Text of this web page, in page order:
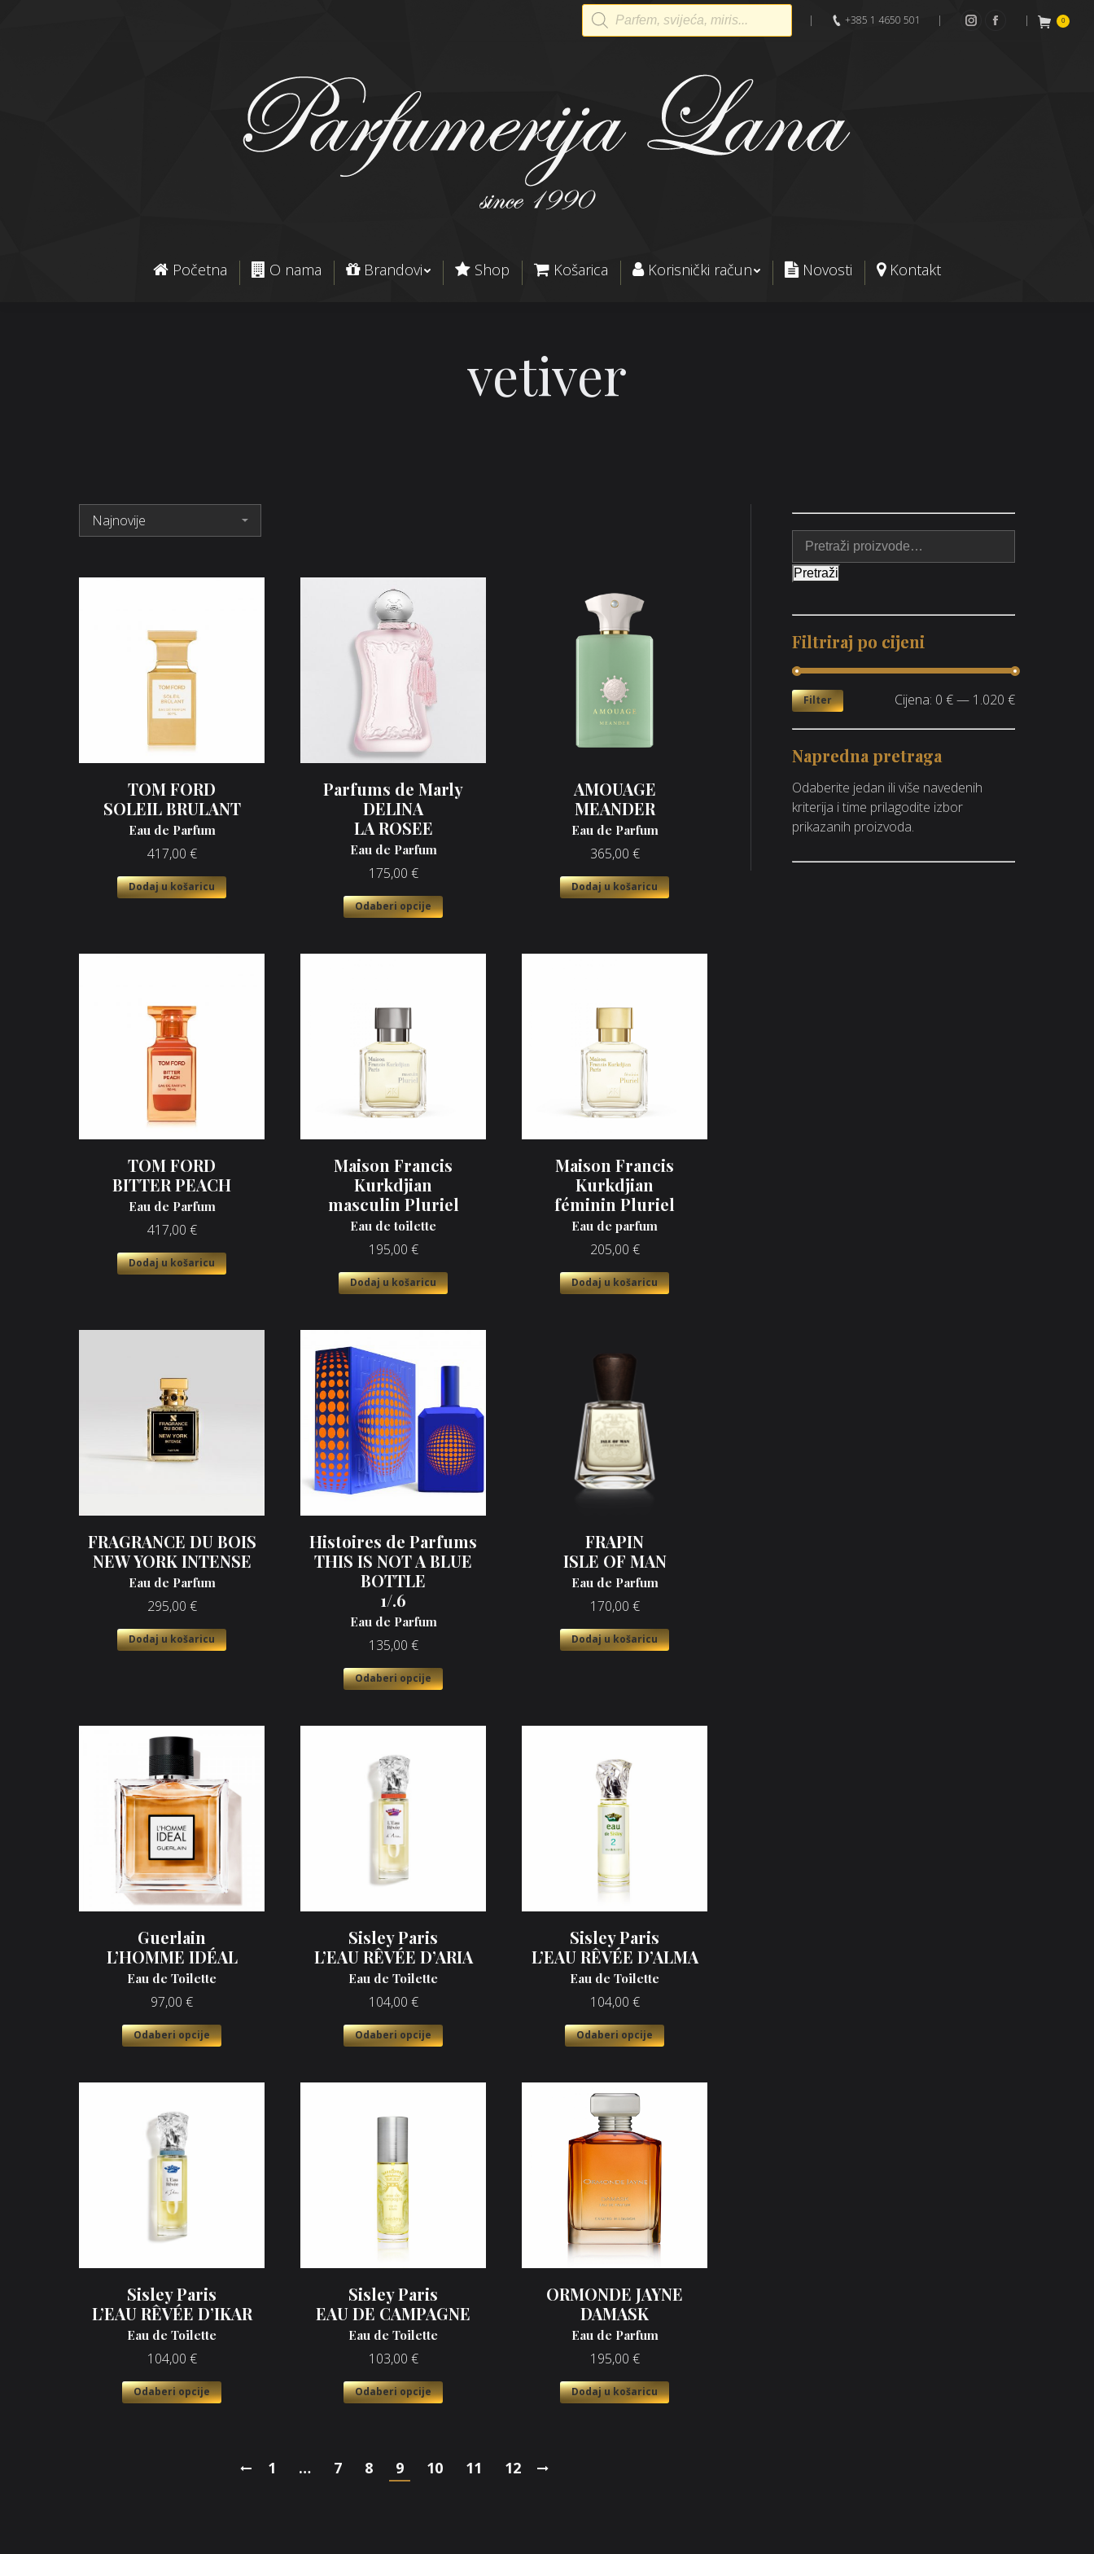
Products
search
| +385 1 4650 501 |
Instagram
Facebook
| 0
Početna O nama Brandovi Shop Košarica Korisnički račun Novosti Kontakt
vetiver
TOM FORD
SOLEIL BRULANT
Eau de Parfum
417,00 €
Dodaj u košaricu
Parfums de Marly
DELINA
LA ROSEE
Eau de Parfum
175,00 €
Odaberi opcije
AMOUAGE
MEANDER
Eau de Parfum
365,00 €
Dodaj u košaricu
TOM FORD
BITTER PEACH
Eau de Parfum
417,00 €
Dodaj u košaricu
Maison Francis
Kurkdjian
masculin Pluriel
Eau de toilette
195,00 €
Dodaj u košaricu
Maison Francis
Kurkdjian
féminin Pluriel
Eau de parfum
205,00 €
Dodaj u košaricu
FRAGRANCE DU BOIS
NEW YORK INTENSE
Eau de Parfum
295,00 €
Dodaj u košaricu
Histoires de Parfums
THIS IS NOT A BLUE
BOTTLE
1/.6
Eau de Parfum
135,00 €
Odaberi opcije
FRAPIN
ISLE OF MAN
Eau de Parfum
170,00 €
Dodaj u košaricu
Guerlain
L’HOMME IDÉAL
Eau de Toilette
97,00 €
Odaberi opcije
Sisley Paris
L’EAU RÊVÉE D’ARIA
Eau de Toilette
104,00 €
Odaberi opcije
Sisley Paris
L’EAU RÊVÉE D’ALMA
Eau de Toilette
104,00 €
Odaberi opcije
Sisley Paris
L’EAU RÊVÉE D’IKAR
Eau de Toilette
104,00 €
Odaberi opcije
Sisley Paris
EAU DE CAMPAGNE
Eau de Toilette
103,00 €
Odaberi opcije
ORMONDE JAYNE
DAMASK
Eau de Parfum
195,00 €
Dodaj u košaricu
1 … 7 8 9 10 11 12
Pretraži
Filtriraj po cijeni
Filter Cijena: 0 €— 1.020 €
Napredna pretraga
Odaberite jedan ili više navedenih
kriterija i time prilagodite izbor
prikazanih proizvoda.